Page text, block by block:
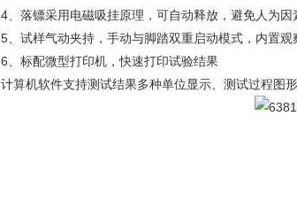
4、落镖采用电磁吸挂原理，可自动释放，避免人为因
5、试样气动夹持，手动与脚踏双重启动模式，内置
6、标配微型打印机，快速打印试验结果
计算机软件支持测试结果多种单位显示、测试过程图